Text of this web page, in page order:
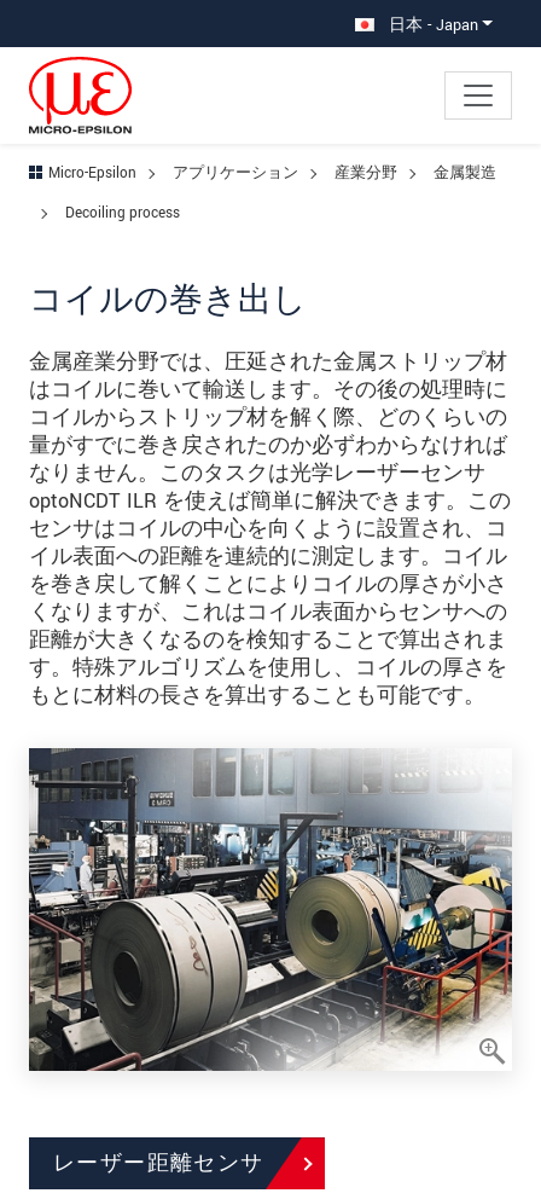
日本 - Japan
Micro-Epsilon アプリケーション 産業分野
金属製造
Decoiling process
コイルの巻き出し
金属産業分野では、圧延された金属ストリップ材
はコイルに巻いて輸送します。その後の処理時に
コイルからストリップ材を解く際、どのくらいの
量がすでに巻き戻されたのか必ずわからなければ
なりません。このタスクは光学レーザーセンサ
optoNCDT ILR を使えば簡単に解決できます。この
センサはコイルの中心を向くように設置され、コ
イル表面への距離を連続的に測定します。コイル
を巻き戻して解くことによりコイルの厚さが小さ
くなりますが、これはコイル表面からセンサへの
距離が大きくなるのを検知することで算出されま
す。特殊アルゴリズムを使用し、コイルの厚さを
もとに材料の長さを算出することも可能です。
レーザー距離センサ